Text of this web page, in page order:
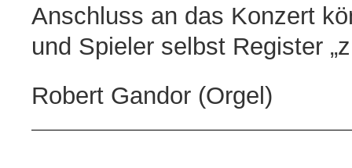
Anschluss an das Konzert
und Spieler selbst Register
Robert Gandor (Orgel)